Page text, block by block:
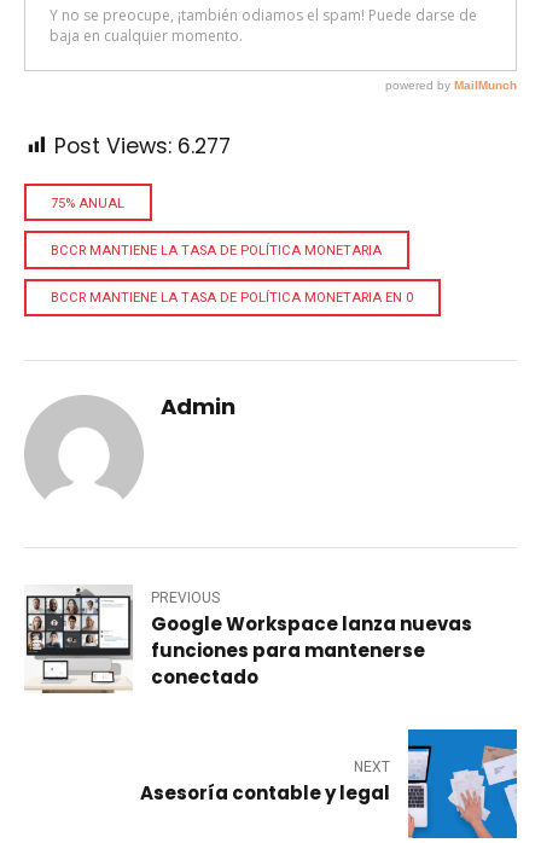
Post Views: 6.277
75% ANUAL
BCCR MANTIENE LA TASA DE POLÍTICA MONETARIA
BCCR MANTIENE LA TASA DE POLÍTICA MONETARIA EN 0
Admin
PREVIOUS
Google Workspace lanza nuevas
funciones para mantenerse
conectado
NEXT
Asesoría contable y legal